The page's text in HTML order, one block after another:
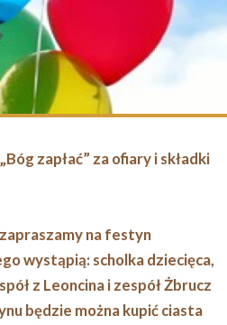
zapłać” za ofiary i składki
na festyn
wystąpią: scholka dziecięca,
z Leoncina i zespół Żbrucz
będzie można kupić ciasta